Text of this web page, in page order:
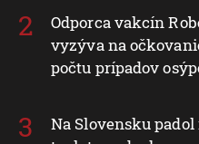
Odporca vakcín
vyzýva na
počtu prípadov
Na Slovensku